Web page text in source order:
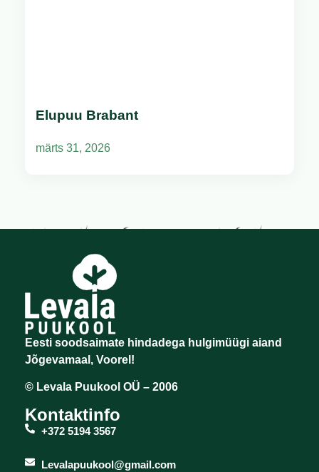
Elupuu Brabant
märts 31, 2026
Eesti soodsaimate hindadega hulgimüügi aiand
Jõgevamaal, Voorel!
© Levala Puukool OÜ – 2006
Kontaktinfo
+372 5194 3567
Levalapuukool@gmail.com